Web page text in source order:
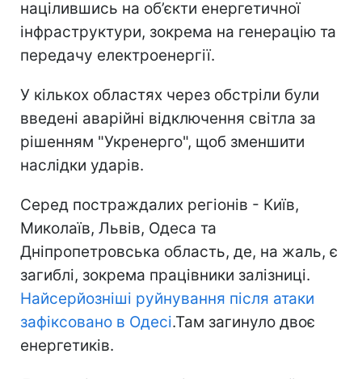
націлившись на об’єкти енергетичної
інфраструктури, зокрема на генерацію та
передачу електроенергії.
У кількох областях через обстріли були
введені аварійні відключення світла за
рішенням "Укренерго", щоб зменшити
наслідки ударів.
Серед постраждалих регіонів - Київ,
Миколаїв, Львів, Одеса та
Дніпропетровська область, де, на жаль, є
загиблі, зокрема працівники залізниці.
Найсерйозніші руйнування після атаки
зафіксовано в Одесі.Там загинуло двоє
енергетиків.